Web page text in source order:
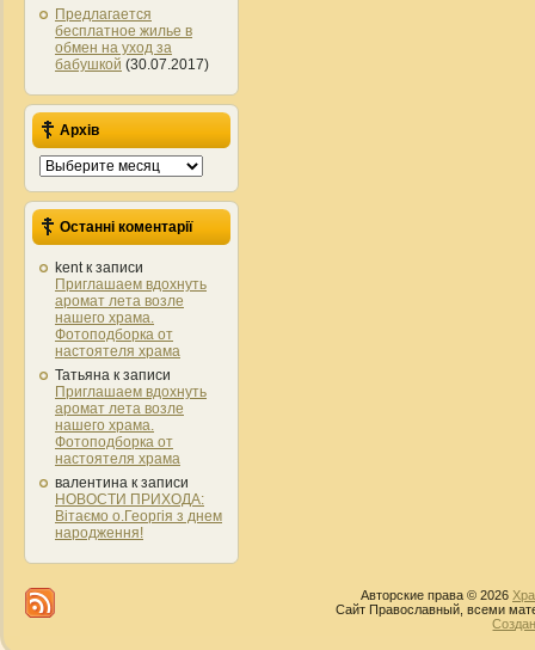
Предлагается
бесплатное жилье в
обмен на уход за
бабушкой (30.07.2017)
Архів
Архів
Останні коментарії
kentк записи
Приглашаем вдохнуть
аромат лета возле
нашего храма.
Фотоподборка от
настоятеля храма
Татьяна к записи
Приглашаем вдохнуть
аромат лета возле
нашего храма.
Фотоподборка от
настоятеля храма
валентина к записи
НОВОСТИ ПРИХОДА:
Вітаємо о.Георгія з днем
народження!
Авторские права © 2026
Сайт Православный, всеми